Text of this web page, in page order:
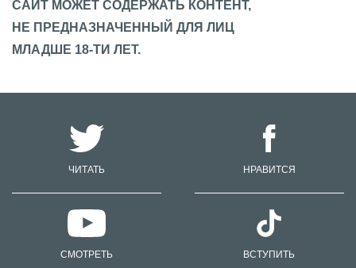
САЙТ МОЖЕТ СОДЕРЖАТЬ КОНТЕНТ,
НЕ ПРЕДНАЗНАЧЕННЫЙ ДЛЯ ЛИЦ
МЛАДШЕ 18-ТИ ЛЕТ.
ЧИТАТЬ НРАВИТСЯ
СМОТРЕТЬ ВСТУПИТЬ